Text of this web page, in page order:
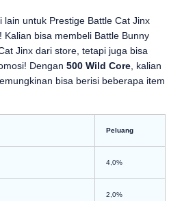
lain untuk Prestige Battle Cat Jinx
Kalian bisa membeli Battle Bunny
Jinx dari store, tetapi juga bisa
Dengan 500 Wild Core , kalian
bisa berisi beberapa item
Peluang
4,0%
2,0%